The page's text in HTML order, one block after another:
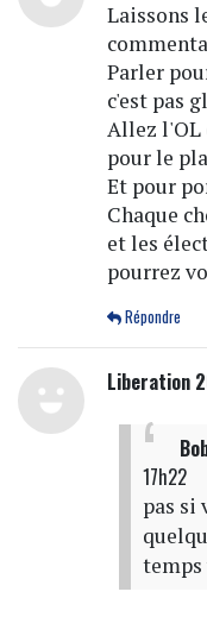
Laissons
Parler
c'est pas
Allez l'OL
pour le
Et pour
Chaque
et les
pourrez
Répondre
Liberation
17h22
pas si